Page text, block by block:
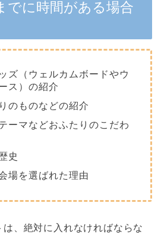
でに時間がある場合
ズ（ウェルカムボードやウ
ス）の紹介
のものなどの紹介
ーマなどおふたりのこだわ
史
場を選ばれた理由
は、絶対に入れなければならな